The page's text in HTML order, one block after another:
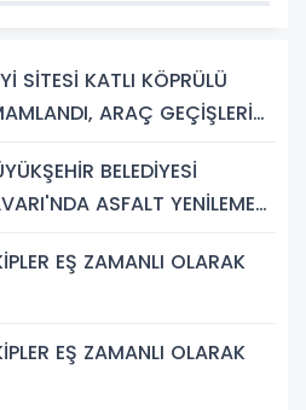
SİTESİ KATLI KÖPRÜLÜ
ARAÇ GEÇİŞLERİ
BELEDİYESİ
ASFALT YENİLEME
EŞ ZAMANLI OLARAK
EŞ ZAMANLI OLARAK